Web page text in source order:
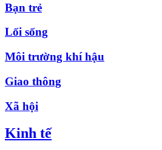
Bạn trẻ
Lối sống
Môi trường khí hậu
Giao thông
Xã hội
Kinh tế